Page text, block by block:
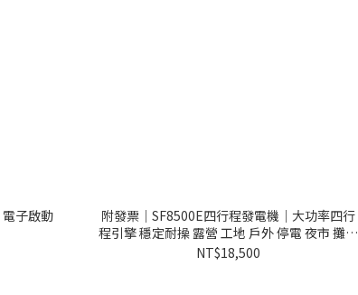
附發票｜SF8500E四行程發電機｜大功率四行
程引擎 穩定耐操 露營 工地 戶外 停電 夜市 攤車
市集
NT$18,500